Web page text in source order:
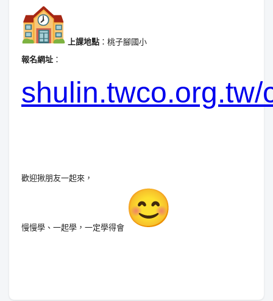
上課地點 ：桃子腳國小
報名網址 ：
歡迎揪朋友一起來，
慢慢學、一起學，一定學得會